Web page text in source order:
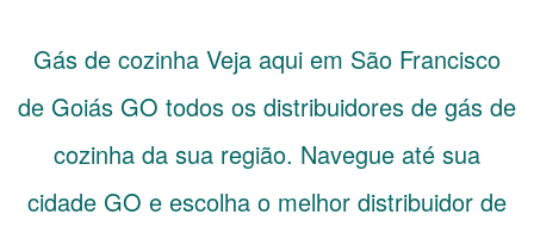
Gás de cozinha Veja aqui em São Francisco
de Goiás GO todos os distribuidores de gás de
cozinha da sua região. Navegue até sua
cidade GO e escolha o melhor distribuidor de